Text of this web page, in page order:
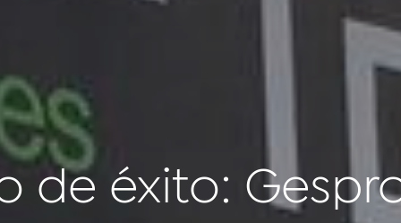
de éxito: